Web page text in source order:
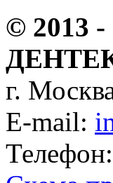
© 2013
г.
E-mail:
Телефон: